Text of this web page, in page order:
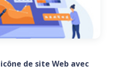
de site Web avec